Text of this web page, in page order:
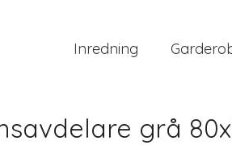
Inredning
grå